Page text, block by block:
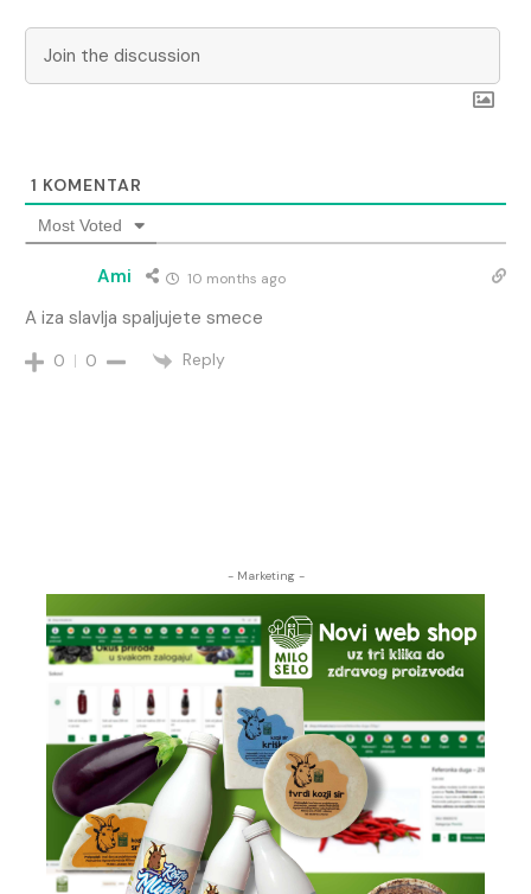
1 KOMENTAR
Most Voted
Ami 10 months ago
A iza slavlja spaljujete smece
0 0 Reply
- Marketing -